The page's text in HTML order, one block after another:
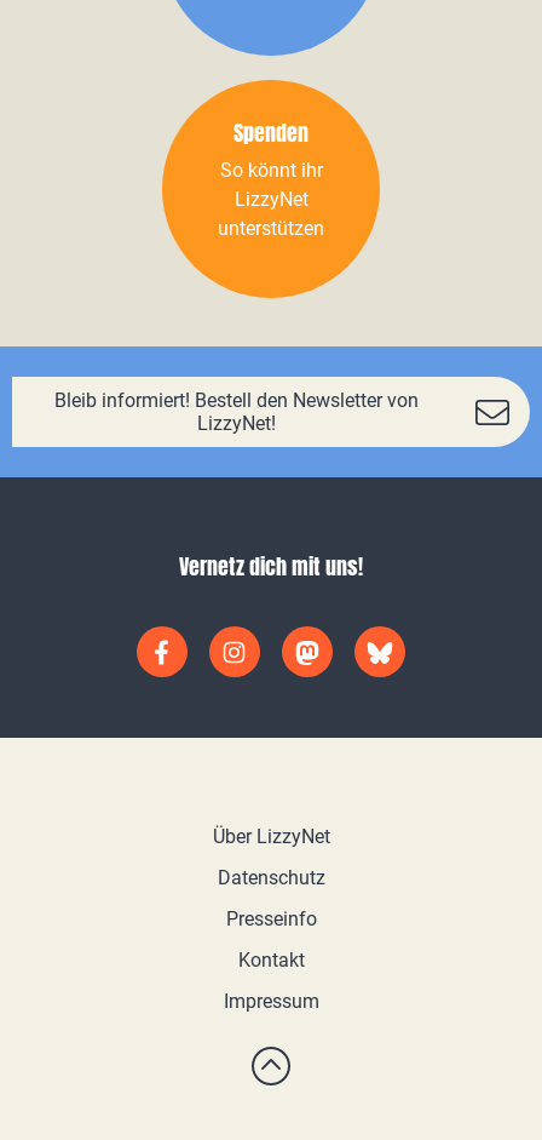
Spenden
So könnt ihr
LizzyNet
unterstützen
Bleib informiert! Bestell den Newsletter von
LizzyNet!
Vernetz dich mit uns!
Über LizzyNet
Datenschutz
Presseinfo
Kontakt
Impressum